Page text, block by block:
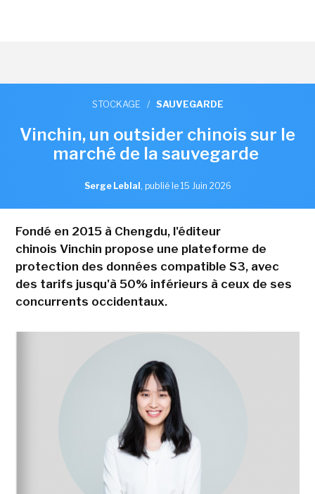
STOCKAGE / SAUVEGARDE
Vinchin, un outsider chinois sur le
marché de la sauvegarde
Serge Leblal , publié le 15 Juin 2026
Fondé en 2015 à Chengdu, l'éditeur
chinois Vinchin propose une plateforme de
protection des données compatible S3, avec
des tarifs jusqu'à 50% inférieurs à ceux de ses
concurrents occidentaux.